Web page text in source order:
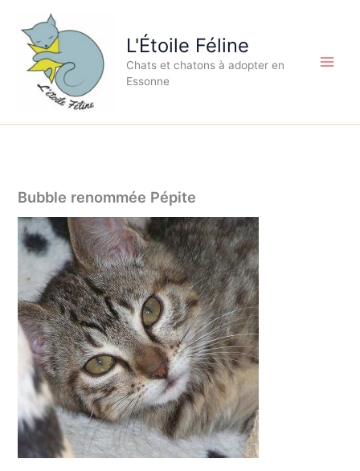
contenu
L'Étoile Féline
Chats et chatons à adopter en
Essonne
Bubble renommée Pépite